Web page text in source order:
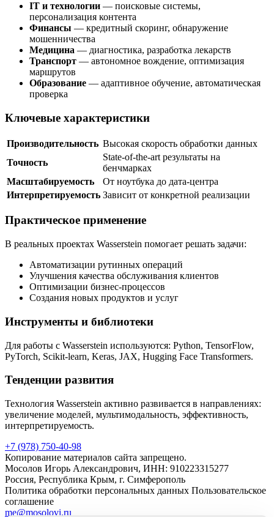
IT и технологии — поисковые системы,
персонализация контента
Финансы — кредитный скоринг, обнаружение
мошенничества
Медицина — диагностика, разработка лекарств
Транспорт — автономное вождение, оптимизация
маршрутов
Образование — адаптивное обучение, автоматическая
проверка
Ключевые характеристики
Производительность Высокая скорость обработки данных
Точность
State-of-the-art результаты на
бенчмарках
Масштабируемость
От ноутбука до дата-центра
Интерпретируемость Зависит от конкретной реализации
Практическое применение
В реальных проектах Wasserstein помогает решать задачи:
Автоматизации рутинных операций
Улучшения качества обслуживания клиентов
Оптимизации бизнес-процессов
Создания новых продуктов и услуг
Инструменты и библиотеки
Для работы с Wasserstein используются: Python, TensorFlow,
PyTorch, Scikit-learn, Keras, JAX, Hugging Face Transformers.
Тенденции развития
Технология Wasserstein активно развивается в направлениях:
увеличение моделей, мультимодальность, эффективность,
интерпретируемость.
+7 (978) 750-40-98
Копирование материалов сайта запрещено.
Мосолов Игорь Александрович, ИНН: 910223315277
Россия, Республика Крым, г. Симферополь
Политика обработки персональных данных Пользовательское
соглашение
me@mosolovi.ru